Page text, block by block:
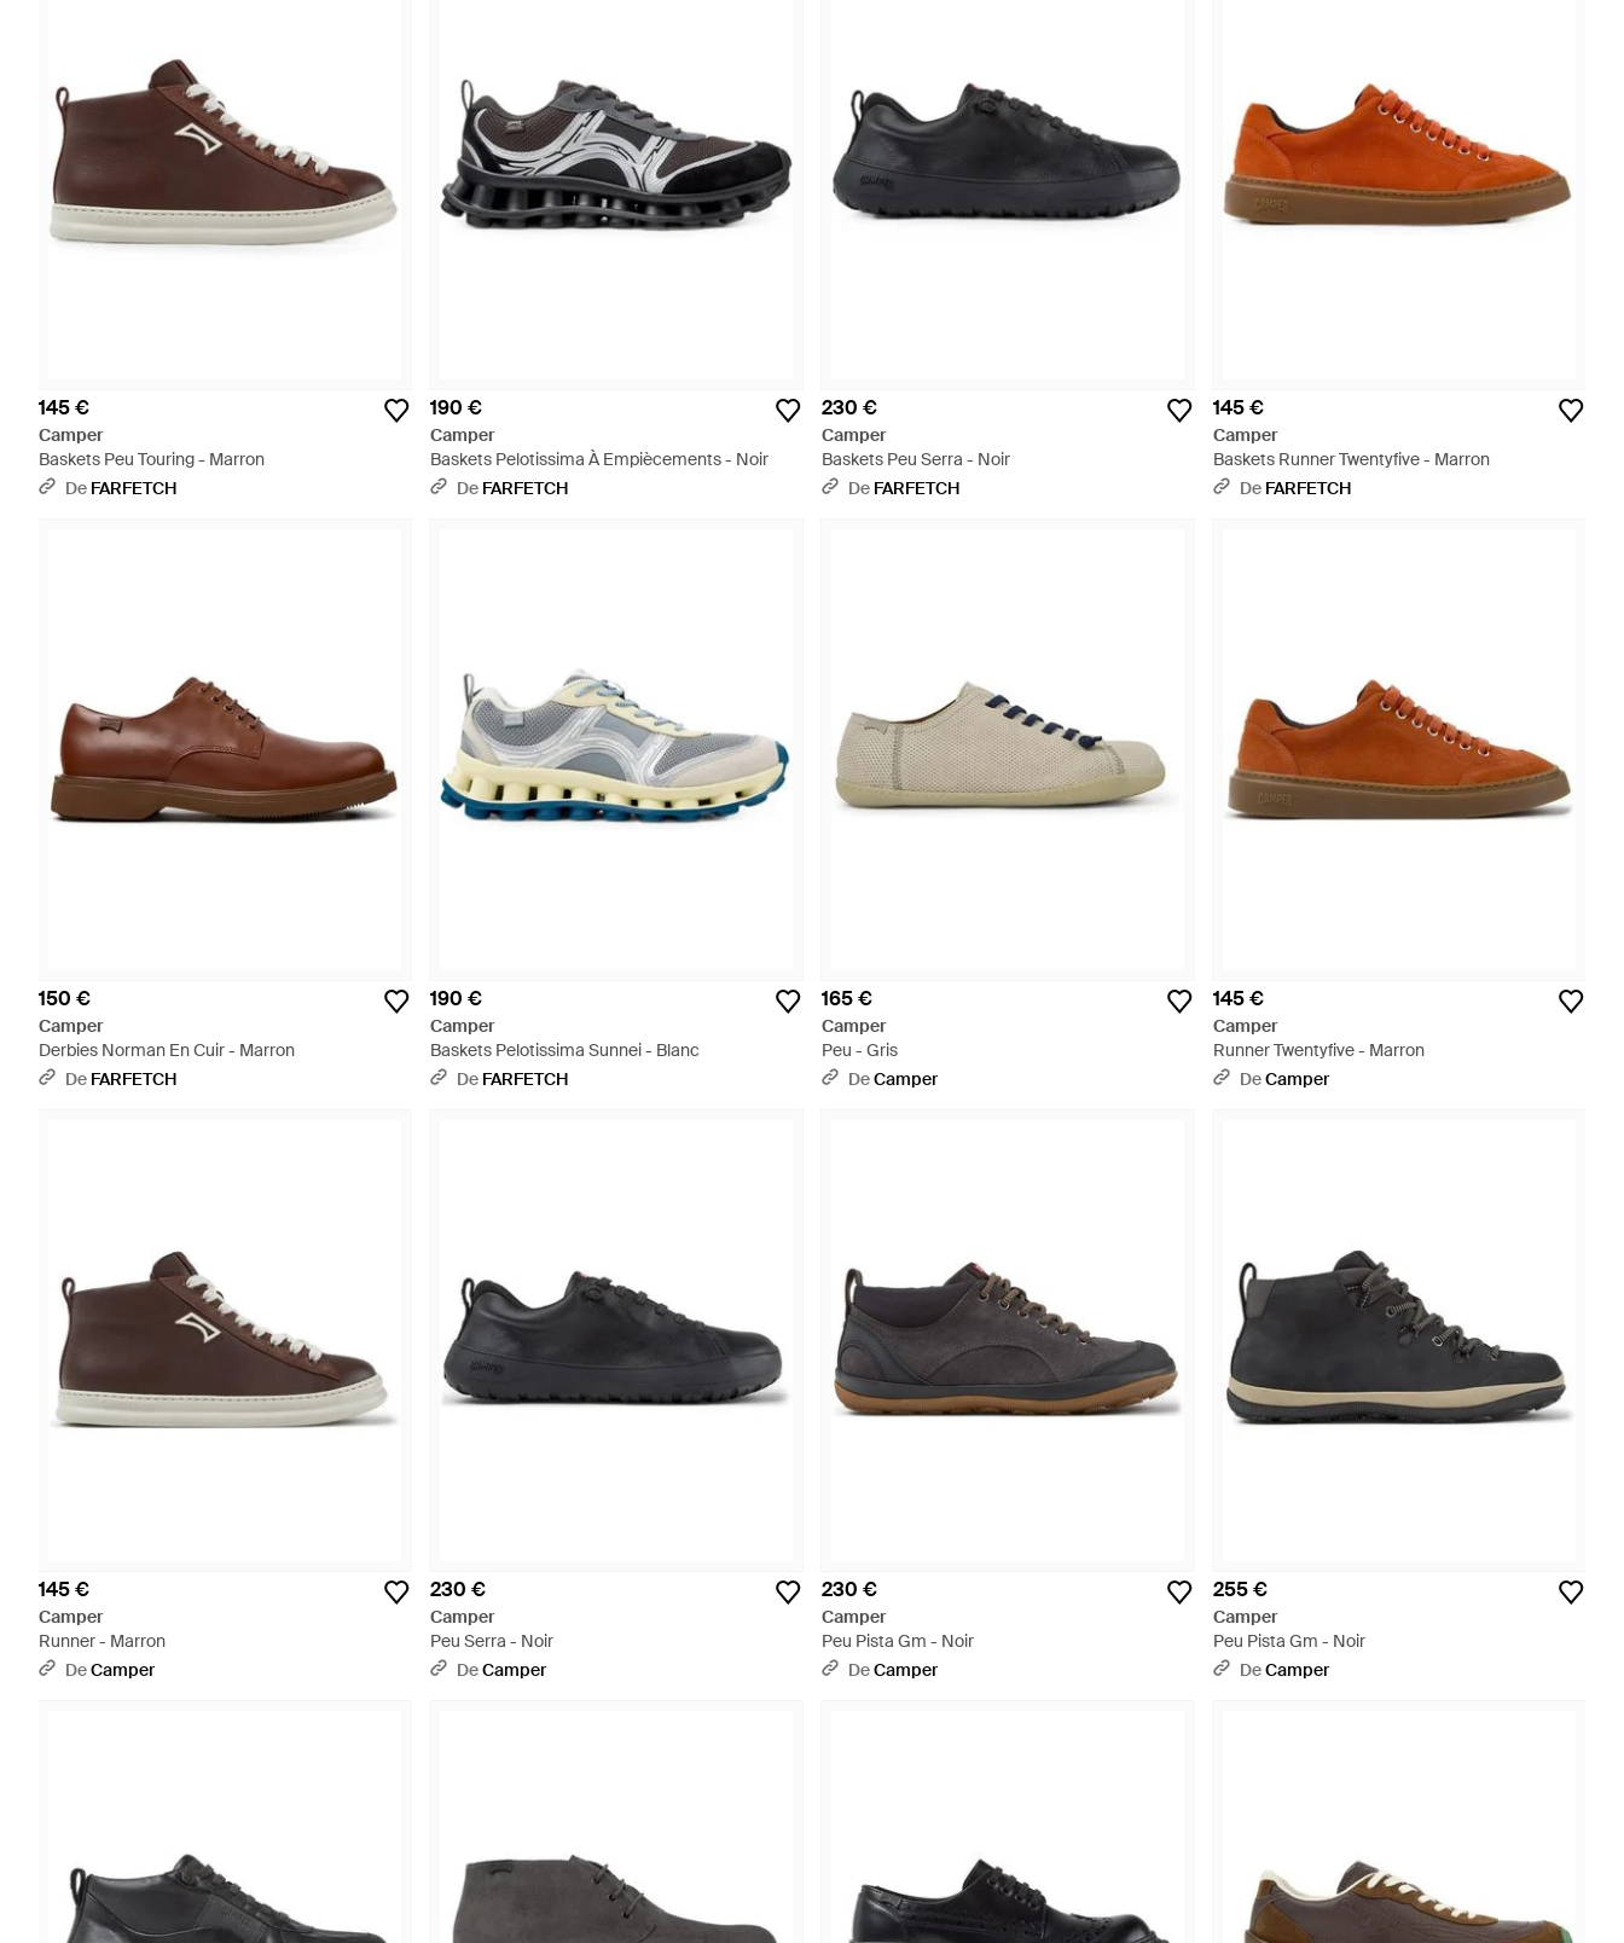
145 €
Camper
Baskets Peu Touring - Marron
De FARFETCH
190 €
Camper
Baskets Pelotissima À Empiècements - Noir
De FARFETCH
230 €
Camper
Baskets Peu Serra - Noir
De FARFETCH
145 €
Camper
Baskets Runner Twentyfive - Marron
De FARFETCH
150 €
Camper
Derbies Norman En Cuir - Marron
De FARFETCH
190 €
Camper
Baskets Pelotissima Sunnei - Blanc
De FARFETCH
165 €
Camper
Peu - Gris
DeCamper
145 €
Camper
Runner Twentyfive - Marron
DeCamper
145 €
Camper
Runner - Marron
DeCamper
230 €
Camper
Peu Serra - Noir
DeCamper
230 €
Camper
Peu Pista Gm - Noir
DeCamper
255 €
Camper
Peu Pista Gm - Noir
DeCamper